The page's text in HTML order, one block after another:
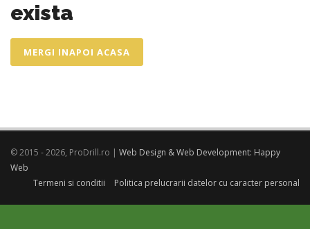
exista
MERGI INAPOI ACASA
© 2015 - 2026, ProDrill.ro | Web Design & Web Development: Happy
Web
Termeni si conditii
Politica prelucrarii datelor cu caracter personal